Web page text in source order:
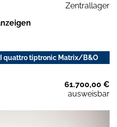
Zentrallager
quattro tiptronic Matrix/B&O
61.700,00 €
ausweisbar